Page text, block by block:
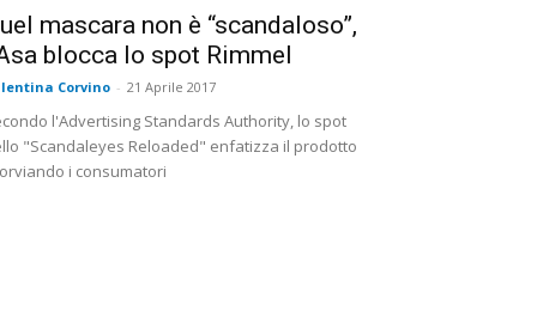
mascara non è “scandaloso”,
blocca lo spot Rimmel
Corvino - 21 Aprile 2017
l'Advertising Standards Authority, lo spot
"Scandaleyes Reloaded" enfatizza il prodotto
i consumatori